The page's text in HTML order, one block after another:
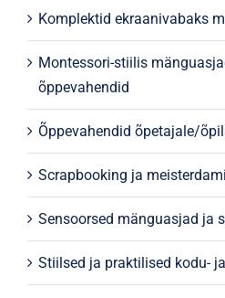
Komplektid ekraanivabaks
Montessori-stiilis
õppevahendid
Õppevahendid õpetajale/
Scrapbooking ja
Sensoorsed mänguasjad ja
Stiilsed ja praktilised kodu-